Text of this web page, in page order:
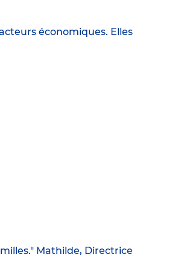
économiques. Elles
Mathilde, Directrice